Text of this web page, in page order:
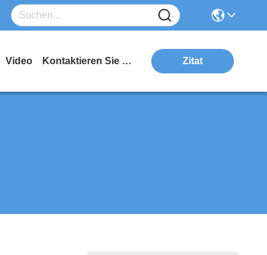
Video Kontaktieren Sie Uns Zitat